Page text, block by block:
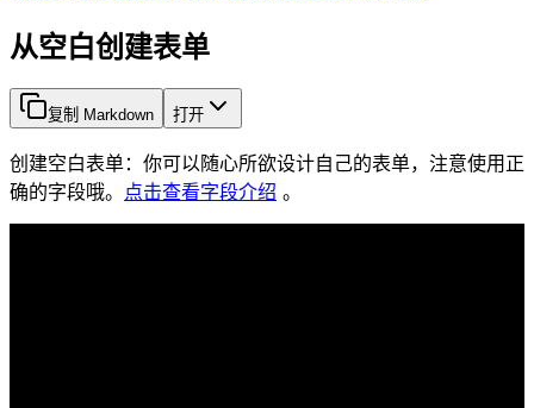
从空白创建表单
复制 Markdown 打开
创建空白表单：你可以随心所欲设计自己的表单，注意使用正
确的字段哦。 点击查看字段介绍 。